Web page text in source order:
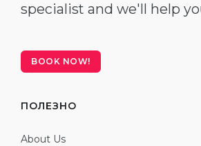
specialist and we'll help
BOOK NOW!
ПОЛЕЗНО
About Us